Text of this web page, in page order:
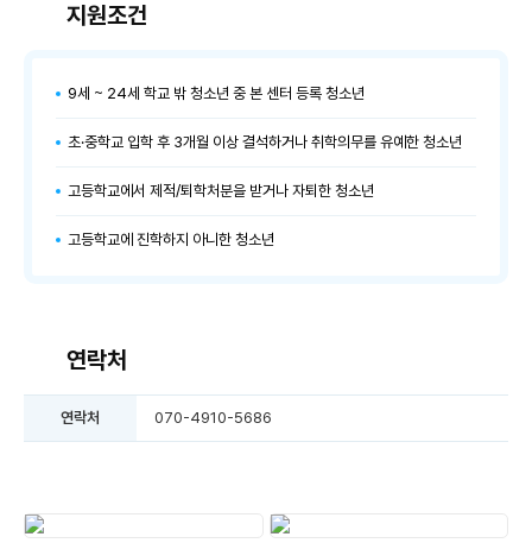
지원조건
9세 ~ 24세 학교 밖 청소년 중 본 센터 등록 청소년
초·중학교 입학 후 3개월 이상 결석하거나 취학의무를 유예한 청소년
고등학교에서 제적/퇴학처분을 받거나 자퇴한 청소년
고등학교에 진학하지 아니한 청소년
연락처
연락처 070-4910-5686